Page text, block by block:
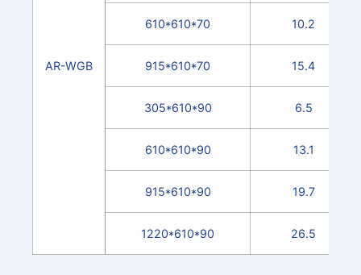
AR-WGB
610*610*70 10.2
915*610*70 15.4
305*610*90 6.5
610*610*90 13.1
915*610*90 19.7
1220*610*90 26.5